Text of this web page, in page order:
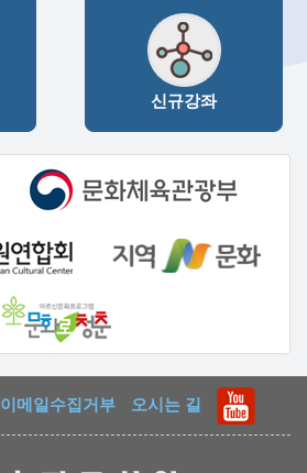
신규강좌
이메일수집거부 오시는 길